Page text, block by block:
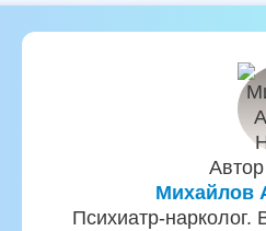
Михайлов
Психиатр-